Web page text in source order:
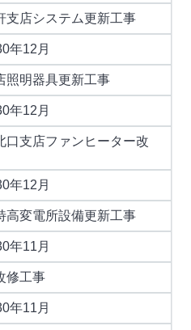
支店システム更新工事
年12月
照明器具更新工事
年12月
口支店ファンヒーター改
年12月
高変電所設備更新工事
年11月
修工事
年11月